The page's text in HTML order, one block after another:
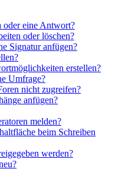
oder eine Antwort?
oder löschen?
Signatur anfügen?
erstellen?
Umfrage?
nicht zugreifen?
anfügen?
melden?
beim Schreiben
werden?